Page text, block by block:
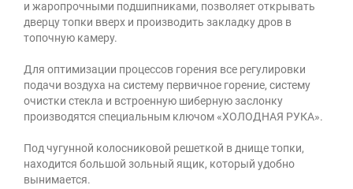
и жаропрочными подшипниками, позволяет открывать
дверцу топки вверх и производить закладку дров в
топочную камеру.
Для оптимизации процессов горения все регулировки
подачи воздуха на систему первичное горение, систему
очистки стекла и встроенную шиберную заслонку
производятся специальным ключом «ХОЛОДНАЯ РУКА».
Под чугунной колосниковой решеткой в днище топки,
находится большой зольный ящик, который удобно
вынимается.